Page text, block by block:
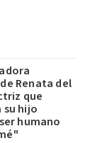
Renata del
que
hijo
humano